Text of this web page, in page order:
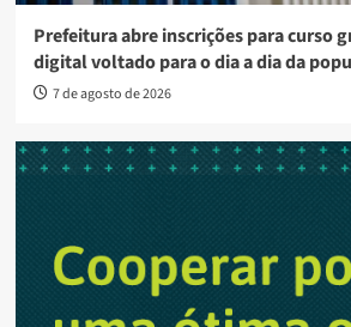
Prefeitura abre inscrições para curso
digital voltado para o dia a dia da
7 de agosto de 2026